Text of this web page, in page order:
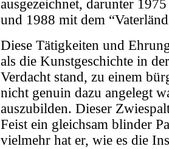
ausgezeichnet, darunter
und 1988 mit dem
Diese Tätigkeiten und
als die Kunstgeschichte in
Verdacht stand, zu einem
nicht genuin dazu angelegt
auszubilden. Dieser
Feist ein gleichsam blinder
vielmehr hat er, wie es die